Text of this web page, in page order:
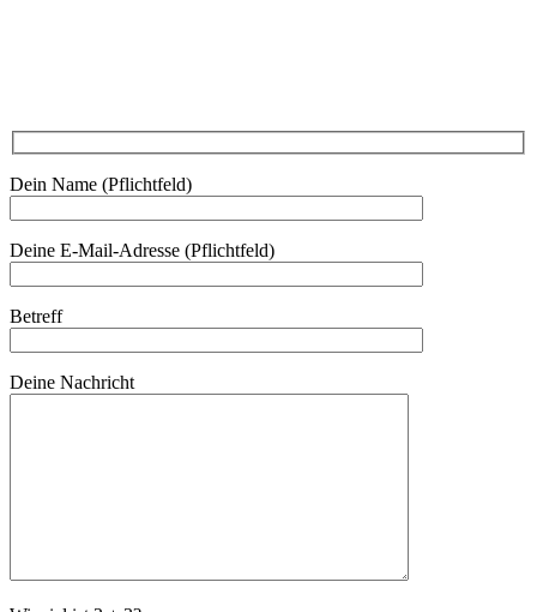
Dein Name (Pflichtfeld)
Deine E-Mail-Adresse (Pflichtfeld)
Betreff
Deine Nachricht